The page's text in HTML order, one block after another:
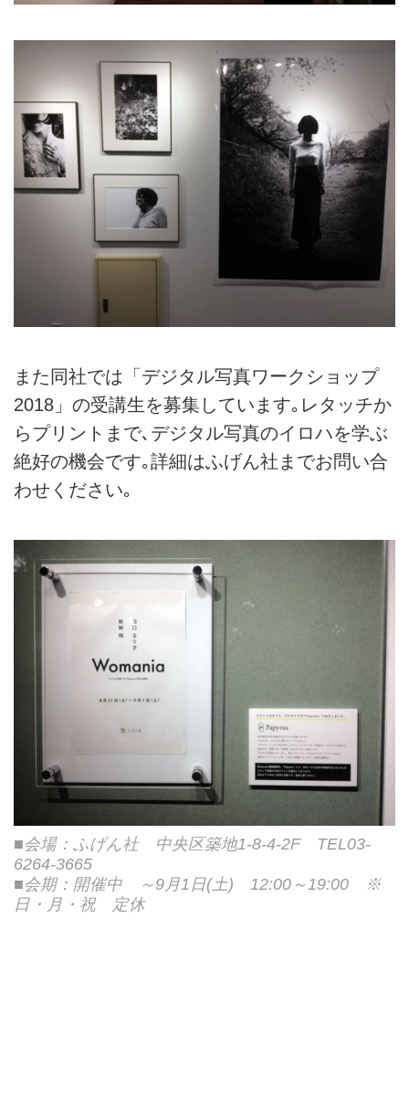
また同社では「デジタル写真ワークショップ
2018」の受講生を募集しています｡レタッチか
らプリントまで､デジタル写真のイロハを学ぶ
絶好の機会です｡詳細はふげん社までお問い合
わせください｡
■会場：ふげん社 中央区築地1-8-4-2F TEL03-
6264-3665
■会期：開催中 ～9月1日(土) 12:00～19:00 ※
日・月・祝 定休